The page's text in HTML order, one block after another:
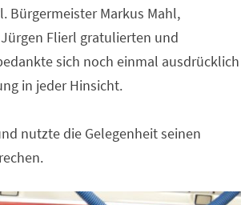
Bürgermeister Markus Mahl,
Flierl gratulierten und
sich noch einmal ausdrücklich
in jeder Hinsicht.
nutzte die Gelegenheit seinen